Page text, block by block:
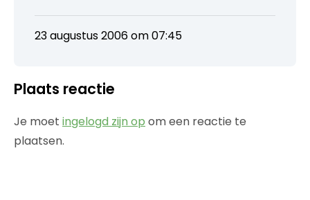
23 augustus 2006 om 07:45
Plaats reactie
Je moet ingelogd zijn op om een reactie te
plaatsen.